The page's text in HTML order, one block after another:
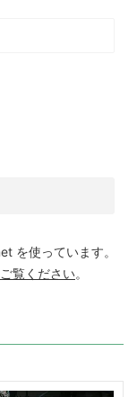
を使っています。
覧ください。